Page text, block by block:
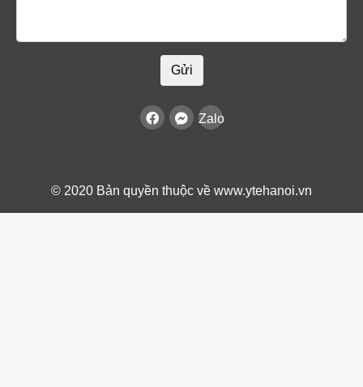
Gửi
Zalo
© 2020 Bản quyền thuộc về www.ytehanoi.vn